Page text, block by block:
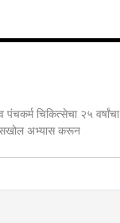
चिकित्सेचा २५ वर्षांचा